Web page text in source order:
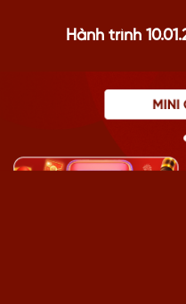
Hành trình